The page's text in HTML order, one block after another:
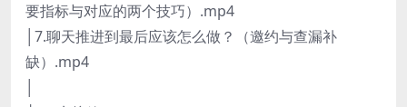
要指标与对应的两个技巧）.mp4
│7.聊天推进到最后应该怎么做？（邀约与查漏补
缺）.mp4